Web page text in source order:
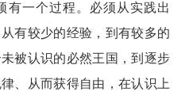
有一个过程。必须从实践出
有较少的经验，到有较多的
被认识的必然王国，到逐步
、从而获得自由，在认识上